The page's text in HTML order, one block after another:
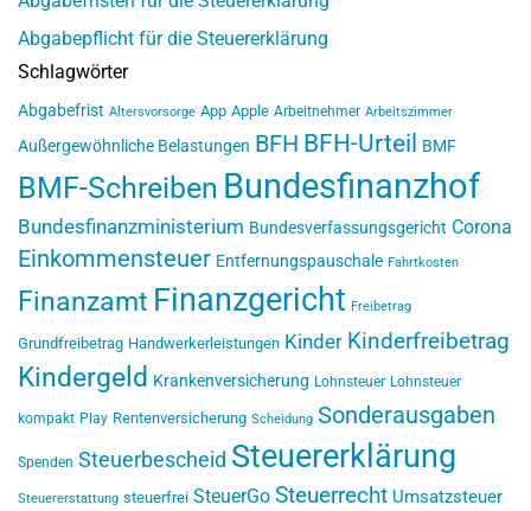
Abgabepflicht für die Steuererklärung
Schlagwörter
Abgabefrist Altersvorsorge App Apple Arbeitnehmer Arbeitszimmer
Außergewöhnliche Belastungen BFH BFH-Urteil BMF
BMF-Schreiben Bundesfinanzhof
Bundesfinanzministerium Bundesverfassungsgericht Corona
Einkommensteuer Entfernungspauschale Fahrtkosten
Finanzamt Finanzgericht Freibetrag
Grundfreibetrag Handwerkerleistungen Kinder Kinderfreibetrag
Kindergeld Krankenversicherung Lohnsteuer Lohnsteuer
kompakt Play Rentenversicherung Scheidung Sonderausgaben
Spenden Steuerbescheid Steuererklärung
Steuererstattung steuerfrei SteuerGo Steuerrecht Umsatzsteuer